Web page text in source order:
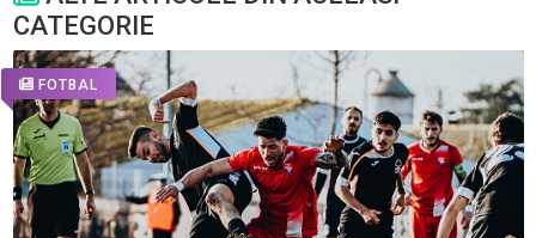
CATEGORIE
FOTBAL